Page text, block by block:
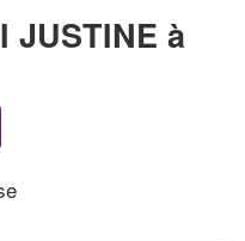
JUSTINE à